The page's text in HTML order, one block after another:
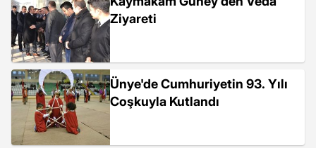
Ziyareti
Ünye'de Cumhuriyetin 93. Yılı
Coşkuyla Kutlandı